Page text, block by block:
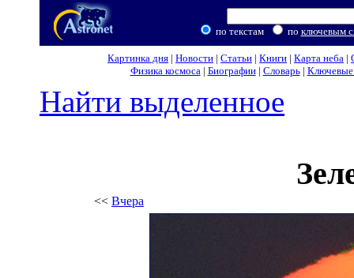
по текстам по ключевым
Картинка дня | Новости | Статьи | Книги | Карта неба |
Физика космоса| Биографии| Словарь| Ключевые
Найти выделенное
<< Вчера